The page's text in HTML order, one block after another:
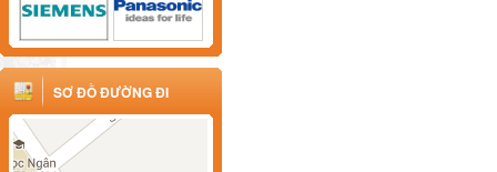
SƠ ĐỒ ĐƯỜNG ĐI